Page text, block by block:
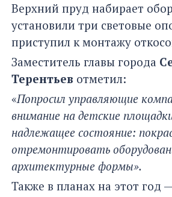
Верхний пруд набирает
установили три световые
приступил к монтажу
Заместитель главы города
Терентьев отметил:
«Попросил управляющие
внимание на детские
надлежащее состояние:
отремонтировать
архитектурные формы».
Также в планах на этот год —